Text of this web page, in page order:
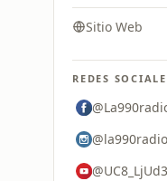
Sitio Web
REDES
@la990radio_